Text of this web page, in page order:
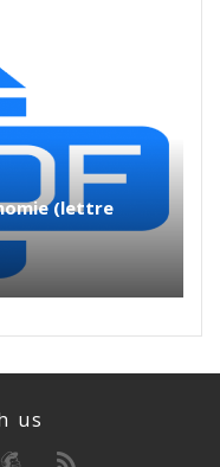
(lettre
us